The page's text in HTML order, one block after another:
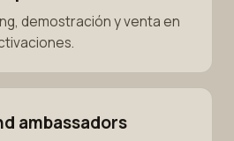
demostración y venta en
ambassadors